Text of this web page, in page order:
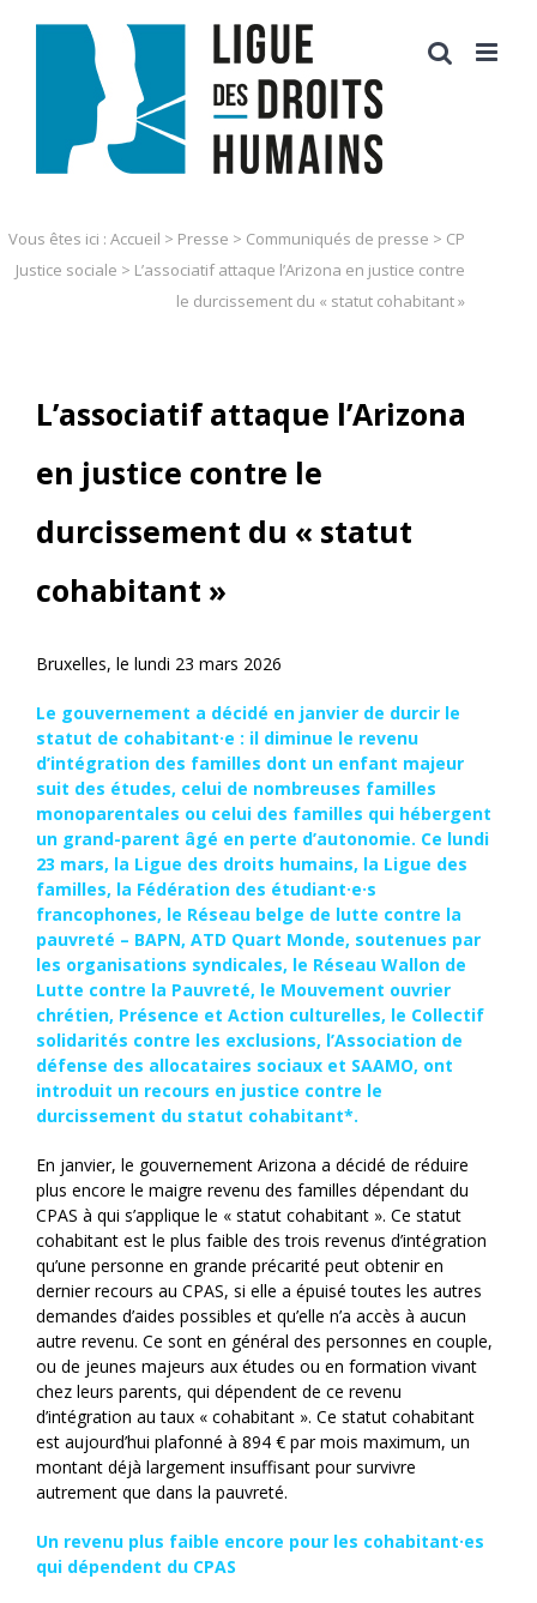
Vous êtes ici : Accueil > Presse > Communiqués de presse > CP
Justice sociale > L’associatif attaque l’Arizona en justice contre
le durcissement du « statut cohabitant »
L’associatif attaque l’Arizona
en justice contre le
durcissement du « statut
cohabitant »
Bruxelles, le lundi 23 mars 2026
Le gouvernement a décidé en janvier de durcir le
statut de cohabitant·e : il diminue le revenu
d’intégration des familles dont un enfant majeur
suit des études, celui de nombreuses familles
monoparentales ou celui des familles qui hébergent
un grand-parent âgé en perte d’autonomie. Ce lundi
23 mars, la Ligue des droits humains, la Ligue des
familles, la Fédération des étudiant·e·s
francophones, le Réseau belge de lutte contre la
pauvreté – BAPN, ATD Quart Monde, soutenues par
les organisations syndicales, le Réseau Wallon de
Lutte contre la Pauvreté, le Mouvement ouvrier
chrétien, Présence et Action culturelles, le Collectif
solidarités contre les exclusions, l’Association de
défense des allocataires sociaux et SAAMO, ont
introduit un recours en justice contre le
durcissement du statut cohabitant*.
En janvier, le gouvernement Arizona a décidé de réduire
plus encore le maigre revenu des familles dépendant du
CPAS à qui s’applique le « statut cohabitant ». Ce statut
cohabitant est le plus faible des trois revenus d’intégration
qu’une personne en grande précarité peut obtenir en
dernier recours au CPAS, si elle a épuisé toutes les autres
demandes d’aides possibles et qu’elle n’a accès à aucun
autre revenu. Ce sont en général des personnes en couple,
ou de jeunes majeurs aux études ou en formation vivant
chez leurs parents, qui dépendent de ce revenu
d’intégration au taux « cohabitant ». Ce statut cohabitant
est aujourd’hui plafonné à 894 € par mois maximum, un
montant déjà largement insuffisant pour survivre
autrement que dans la pauvreté.
Un revenu plus faible encore pour les cohabitant·es
qui dépendent du CPAS